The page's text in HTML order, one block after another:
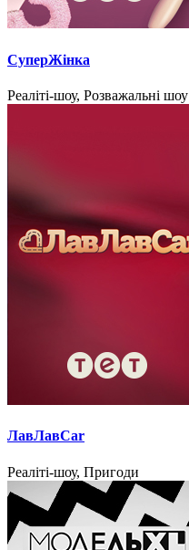
СуперЖінка
Реаліті-шоу, Розважальні шоу
ЛавЛавCar
Реаліті-шоу, Пригоди